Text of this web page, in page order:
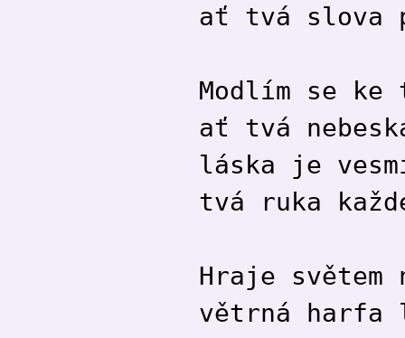
ať tvá slova
Modlím se ke
ať tvá
láska je
tvá ruka
Hraje světem
větrná harfa